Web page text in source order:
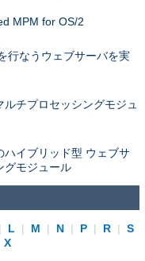
MPM for OS/2
行なうウェブサーバを実
チプロセッシングモジュ
ハイブリッド型 ウェブサ
グモジュール
L | M | N | P | R |
S
X